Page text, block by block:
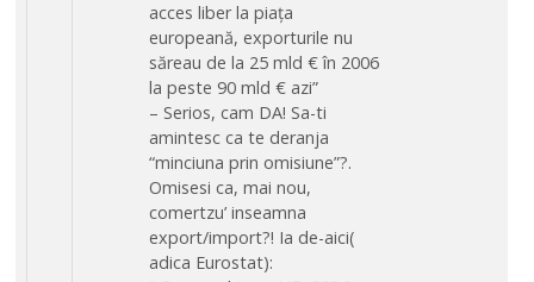
acces liber la piața
europeană, exporturile nu
săreau de la 25 mld € în 2006
la peste 90 mld € azi”
– Serios, cam DA! Sa-ti
amintesc ca te deranja
“minciuna prin omisiune”?.
Omisesi ca, mai nou,
comertzu’ inseamna
export/import?! Ia de-aici(
adica Eurostat):